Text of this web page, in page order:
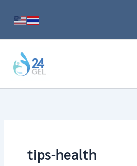
tips-health